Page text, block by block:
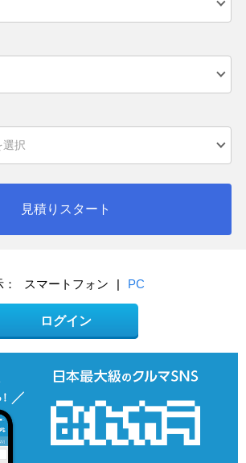
見積りスタート
スマートフォン | PC
ログイン